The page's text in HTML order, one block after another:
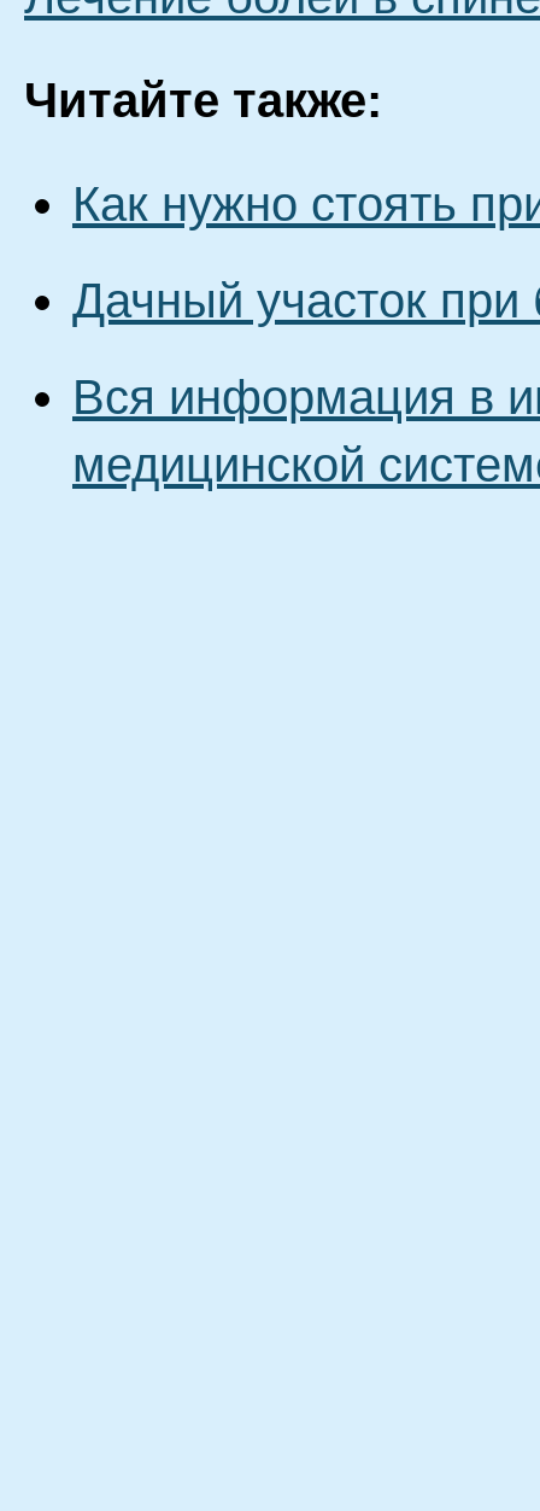
Читайте также:
Как нужно стоять
Дачный участок при
Вся информация в
медицинской